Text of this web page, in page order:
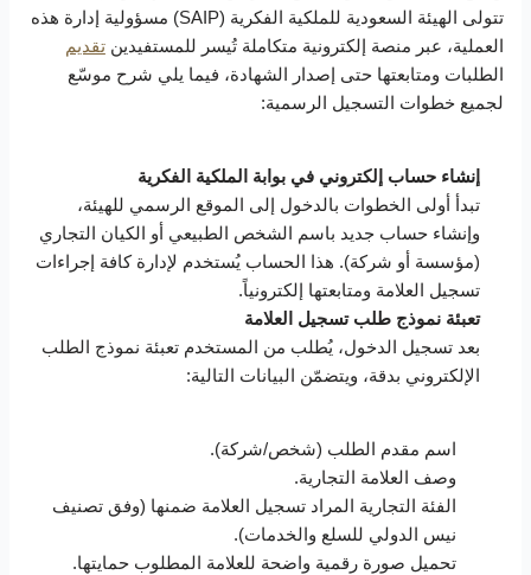
تتولى الهيئة السعودية للملكية الفكرية (SAIP) مسؤولية إدارة هذه
العملية، عبر منصة إلكترونية متكاملة تُيسر للمستفيدينتقديم
الطلبات ومتابعتها حتى إصدار الشهادة، فيما يلي شرح موسّع
لجميع خطوات التسجيل الرسمية:
إنشاء حساب إلكتروني في بوابة الملكية الفكرية
تبدأ أولى الخطوات بالدخول إلى الموقع الرسمي للهيئة،
وإنشاء حساب جديد باسم الشخص الطبيعي أو الكيان التجاري
(مؤسسة أو شركة). هذا الحساب يُستخدم لإدارة كافة إجراءات
تسجيل العلامة ومتابعتها إلكترونياً.
تعبئة نموذج طلب تسجيل العلامة
بعد تسجيل الدخول، يُطلب من المستخدم تعبئة نموذج الطلب
الإلكتروني بدقة، ويتضمّن البيانات التالية:
اسم مقدم الطلب (شخص/شركة).
وصف العلامة التجارية.
الفئة التجارية المراد تسجيل العلامة ضمنها (وفق تصنيف
نيس الدولي للسلع والخدمات).
تحميل صورة رقمية واضحة للعلامة المطلوب حمايتها.